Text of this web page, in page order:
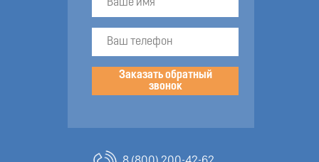
Заказать обратный
звонок